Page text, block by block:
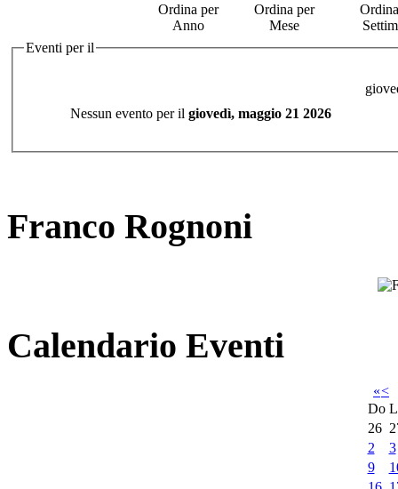
Ordina per
Anno
Ordina per
Mese
Eventi per il
Nessun evento per il giovedì, maggio 21 2026
Franco Rognoni
Calendario Eventi
«<
Do
26
2
3
9